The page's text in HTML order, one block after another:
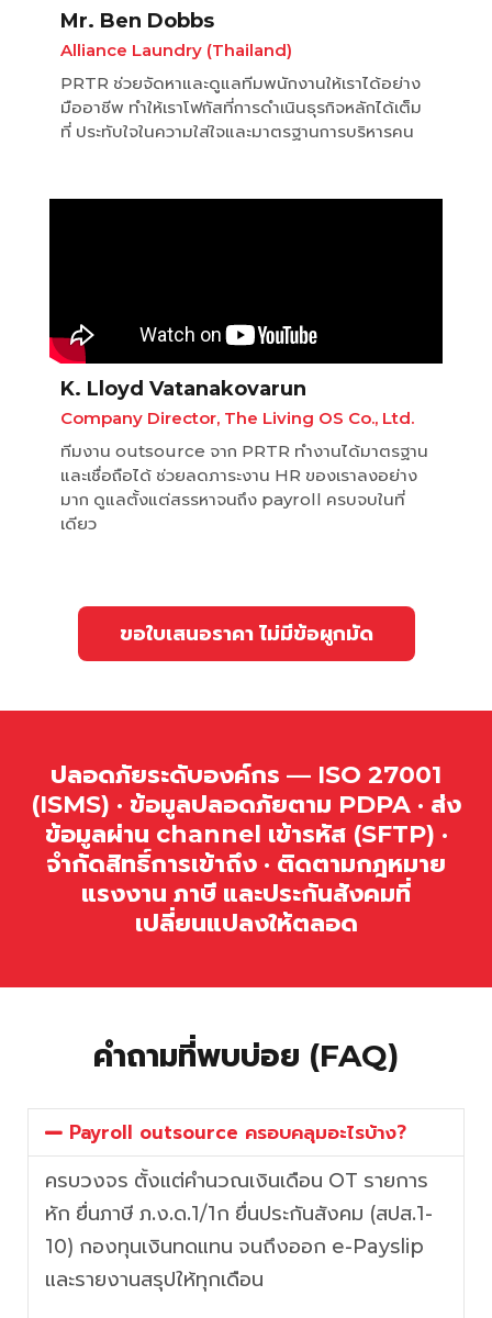
Mr. Ben Dobbs
Alliance Laundry (Thailand)
PRTR ช่วยจัดหาและดูแลทีมพนักงานให้เราได้อย่าง
มืออาชีพ ทำให้เราโฟกัสที่การดำเนินธุรกิจหลักได้เต็ม
ที่ ประทับใจในความใส่ใจและมาตรฐานการบริหารคน
K. Lloyd Vatanakovarun
Company Director, The Living OS Co., Ltd.
ทีมงาน outsource จาก PRTR ทำงานได้มาตรฐาน
และเชื่อถือได้ ช่วยลดภาระงาน HR ของเราลงอย่าง
มาก ดูแลตั้งแต่สรรหาจนถึง payroll ครบจบในที่
เดียว
ขอใบเสนอราคา ไม่มีข้อผูกมัด
ปลอดภัยระดับองค์กร — ISO 27001
(ISMS) · ข้อมูลปลอดภัยตาม PDPA · ส่ง
ข้อมูลผ่าน channel เข้ารหัส (SFTP) ·
จำกัดสิทธิ์การเข้าถึง · ติดตามกฎหมาย
แรงงาน ภาษี และประกันสังคมที่
เปลี่ยนแปลงให้ตลอด
คำถามที่พบบ่อย (FAQ)
Payroll outsource ครอบคลุมอะไรบ้าง?
ครบวงจร ตั้งแต่คำนวณเงินเดือน OT รายการ
หัก ยื่นภาษี ภ.ง.ด.1/1ก ยื่นประกันสังคม (สปส.1-
10) กองทุนเงินทดแทน จนถึงออก e-Payslip
และรายงานสรุปให้ทุกเดือน